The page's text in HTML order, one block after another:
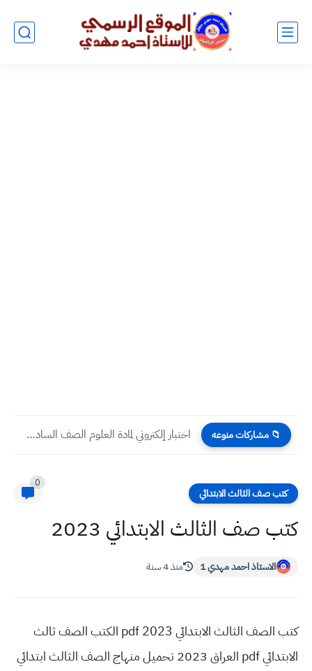
📁 مشاركات منوعه اختبار إلكتروني لمادة العلوم الصف السادس الابتدائي الفصل السابع
كتب صف الثالث الابتدائي
0
كتب صف الثالث الابتدائي 2023
الاستاذ احمد مهدي 1 منذ 4 سنة
كتب الصف الثالث الابتدائي pdf 2023 الكتب الصف ثالث
الابتدائي pdf العراق 2023 تحميل منهاج الصف الثالث ابتدائي